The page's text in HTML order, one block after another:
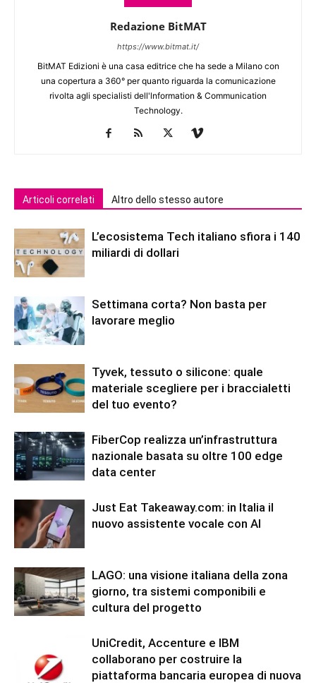
Redazione BitMAT
https://www.bitmat.it/
BitMAT Edizioni è una casa editrice che ha sede a Milano con
una copertura a 360° per quanto riguarda la comunicazione
rivolta agli specialisti dell'lnformation & Communication
Technology.
Articoli correlati Altro dello stesso autore
L’ecosistema Tech italiano sfiora i 140
miliardi di dollari
Settimana corta? Non basta per
lavorare meglio
Tyvek, tessuto o silicone: quale
materiale scegliere per i braccialetti
del tuo evento?
FiberCop realizza un’infrastruttura
nazionale basata su oltre 100 edge
data center
Just Eat Takeaway.com: in Italia il
nuovo assistente vocale con AI
LAGO: una visione italiana della zona
giorno, tra sistemi componibili e
cultura del progetto
UniCredit, Accenture e IBM
collaborano per costruire la
piattaforma bancaria europea di nuova